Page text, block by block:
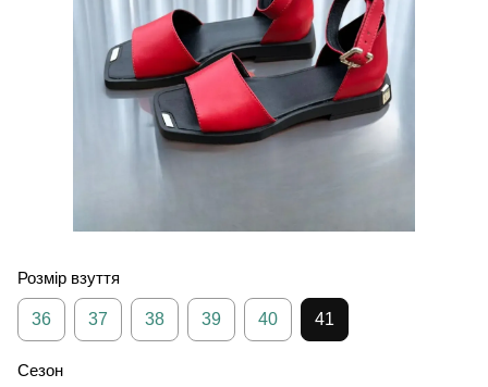
Розмір взуття
36 37 38 39 40 41
Сезон